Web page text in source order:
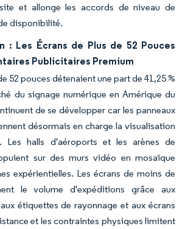
et allonge les accords de niveau de
disponibilité.
: Les Écrans de Plus de 52 Pouces
Publicitaires Premium
52 pouces détenaient une part de 41,25 %
du signage numérique en Amérique du
de se développer car les panneaux
désormais en charge la visualisation
Les halls d'aéroports et les arènes de
sur des murs vidéo en mosaïque
expérientielles. Les écrans de moins de
le volume d'expéditions grâce aux
étiquettes de rayonnage et aux écrans
et les contraintes physiques limitent